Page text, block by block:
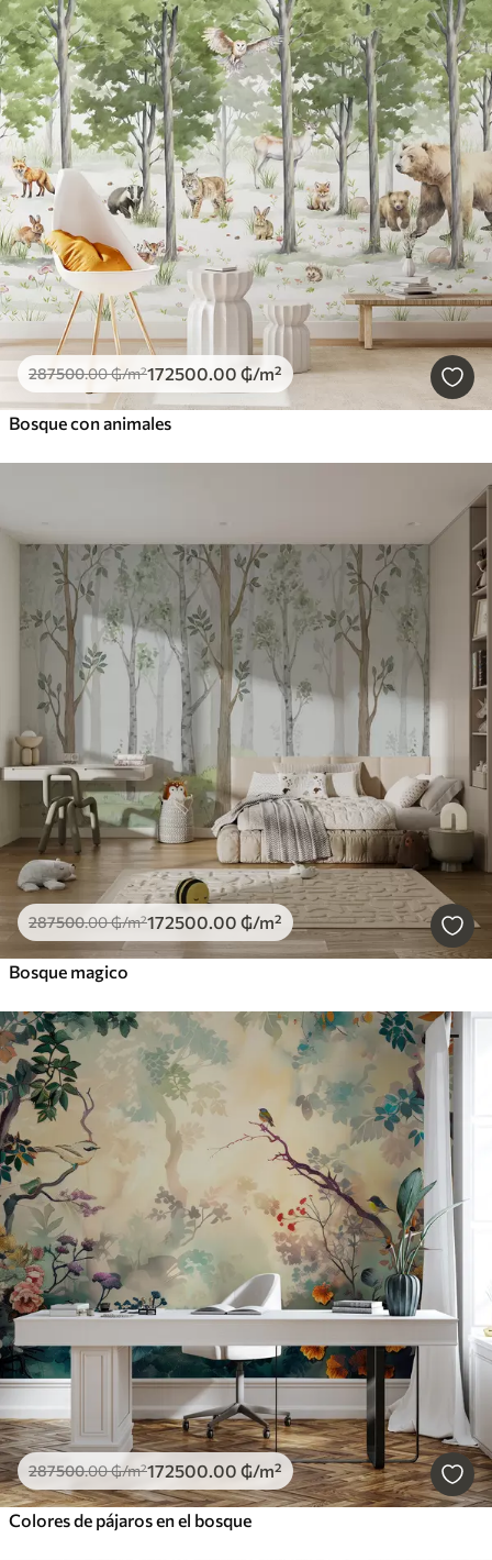
287500.00₲/m²172500.00 ₲/m²
Bosque con animales
287500.00₲/m²172500.00 ₲/m²
Bosque magico
287500.00₲/m²172500.00 ₲/m²
Colores de pájaros en el bosque